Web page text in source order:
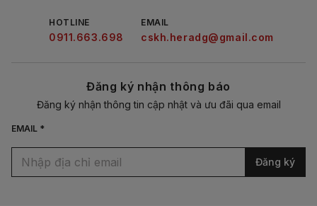
HOTLINE
0911.663.698
EMAIL
cskh.heradg@gmail.com
Đăng ký nhận thông báo
Đăng ký nhận thông tin cập nhật và ưu đãi qua email
EMAIL *
Đăng ký